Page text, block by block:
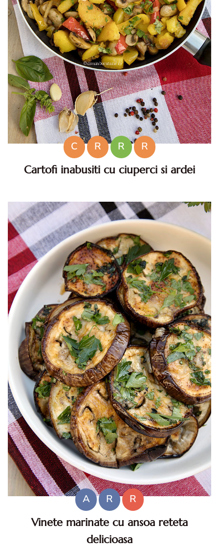
C R R
R
Cartofi inabusiti cu ciuperci si ardei
inabusiti cu ciuperci si ardei. Cartofi la tigaie cu ciuperci si
ardei.
A R
R
Vinete marinate cu ansoa reteta
delicioasa